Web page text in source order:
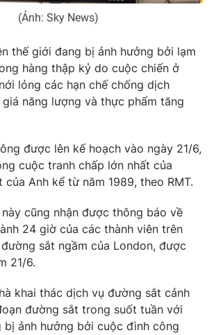
Shorts video
VTV Thể thao
Bất động sản
Tấm lòng Việt
Vươn mình bằng AI
VTV8
(Ảnh: Sky News)
thế giới đang bị ảnh hưởng bởi lạm
hàng thập kỷ do cuộc chiến ở
lỏng các hạn chế chống dịch
giá năng lượng và thực phẩm tăng
được lên kế hoạch vào ngày 21/6,
cuộc tranh chấp lớn nhất của
của Anh kể từ năm 1989, theo RMT.
cũng nhận được thông báo về
24 giờ của các thành viên trên
sắt ngầm của London, được
21/6.
khai thác dịch vụ đường sắt cảnh
đường sắt trong suốt tuần với
bị ảnh hưởng bởi cuộc đình công